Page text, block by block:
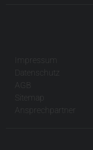
Impressum
Datenschutz
AGB
Sitemap
Ansprechpartner